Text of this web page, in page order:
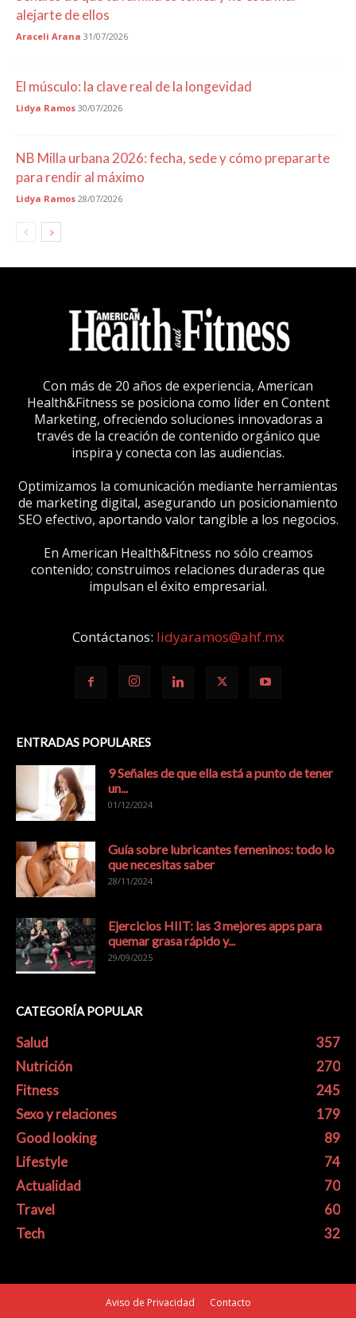
alejarte de ellos
Araceli Arana 31/07/2026
El músculo: la clave real de la longevidad
Lidya Ramos 30/07/2026
NB Milla urbana 2026: fecha, sede y cómo prepararte
para rendir al máximo
Lidya Ramos 28/07/2026
Con más de 20 años de experiencia, American
Health&Fitness se posiciona como líder en Content
Marketing, ofreciendo soluciones innovadoras a
través de la creación de contenido orgánico que
inspira y conecta con las audiencias.
Optimizamos la comunicación mediante herramientas
de marketing digital, asegurando un posicionamiento
SEO efectivo, aportando valor tangible a los negocios.
En American Health&Fitness no sólo creamos
contenido; construimos relaciones duraderas que
impulsan el éxito empresarial.
Contáctanos: lidyaramos@ahf.mx
ENTRADAS POPULARES
9 Señales de que ella está a punto de tener
un...
01/12/2024
Guía sobre lubricantes femeninos: todo lo
que necesitas saber
28/11/2024
Ejercicios HIIT: las 3 mejores apps para
quemar grasa rápido y...
29/09/2025
CATEGORÍA POPULAR
Salud
357
Nutrición
270
Fitness
245
Sexo y relaciones
179
Good looking
89
Lifestyle
74
Actualidad
70
Travel
60
Tech
32
Aviso de Privacidad Contacto